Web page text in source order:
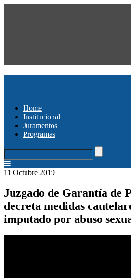
Home
Institucional
Juramentos
Programas
11 Octubre 2019
Juzgado de Garantía de
decreta medidas
imputado por abuso